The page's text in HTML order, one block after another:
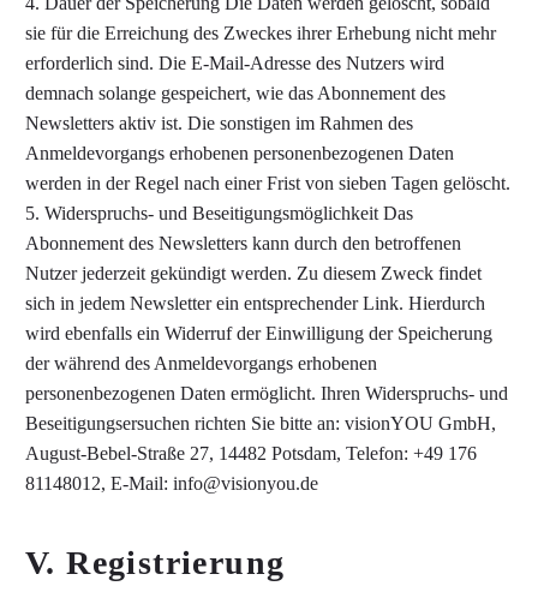
sie für die Erreichung des Zweckes ihrer Erhebung nicht mehr
erforderlich sind. Die E-Mail-Adresse des Nutzers wird
demnach solange gespeichert, wie das Abonnement des
Newsletters aktiv ist. Die sonstigen im Rahmen des
Anmeldevorgangs erhobenen personenbezogenen Daten
werden in der Regel nach einer Frist von sieben Tagen gelöscht.
5. Widerspruchs- und Beseitigungsmöglichkeit Das
Abonnement des Newsletters kann durch den betroffenen
Nutzer jederzeit gekündigt werden. Zu diesem Zweck findet
sich in jedem Newsletter ein entsprechender Link. Hierdurch
wird ebenfalls ein Widerruf der Einwilligung der Speicherung
der während des Anmeldevorgangs erhobenen
personenbezogenen Daten ermöglicht. Ihren Widerspruchs- und
Beseitigungsersuchen richten Sie bitte an: visionYOU GmbH,
August-Bebel-Straße 27, 14482 Potsdam, Telefon: +49 176
81148012, E-Mail: info@visionyou.de
V. Registrierung